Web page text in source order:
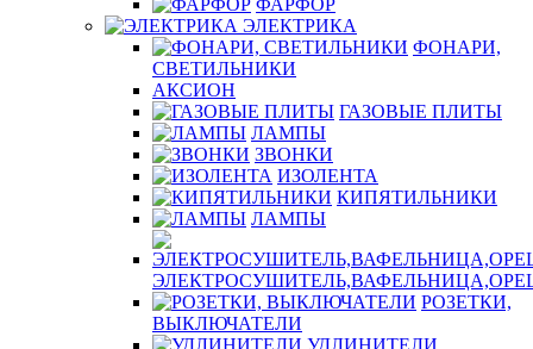
ФАРФОР
ЭЛЕКТРИКА
ФОНАРИ,
СВЕТИЛЬНИКИ
АКСИОН
ГАЗОВЫЕ ПЛИТЫ
ЛАМПЫ
ЗВОНКИ
ИЗОЛЕНТА
КИПЯТИЛЬНИКИ
ЛАМПЫ
РОЗЕТКИ,
ВЫКЛЮЧАТЕЛИ
УДЛИНИТЕЛИ